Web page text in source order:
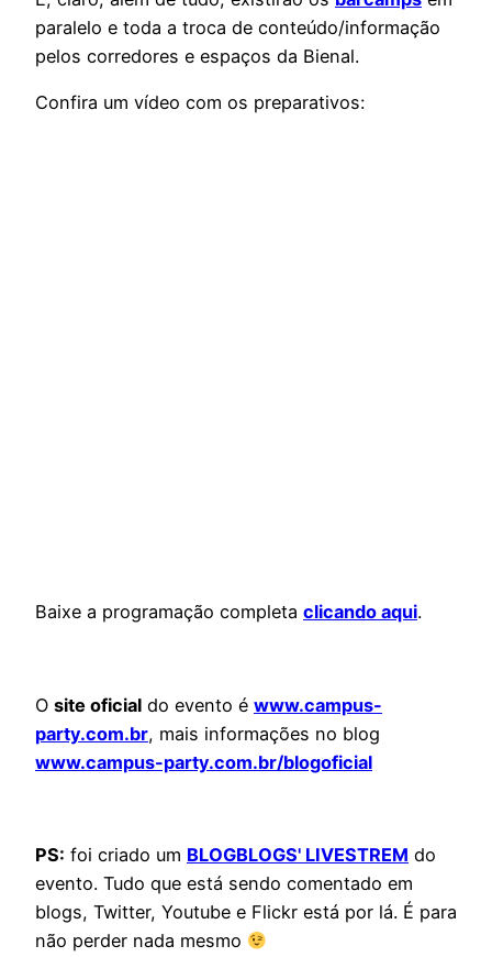
paralelo e toda a troca de conteúdo/informação
pelos corredores e espaços da Bienal.
Confira um vídeo com os preparativos:
Baixe a programação completa clicando aqui.
O site oficial do evento é www.campus-
party.com.br, mais informações no blog
www.campus-party.com.br/blogoficial
PS: foi criado um BLOGBLOGS' LIVESTREM do
evento. Tudo que está sendo comentado em
blogs, Twitter, Youtube e Flickr está por lá. É para
não perder nada mesmo